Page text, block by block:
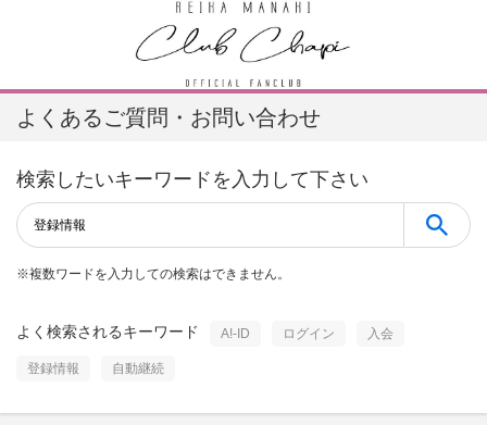
よくあるご質問・お問い合わせ
検索したいキーワードを入力して下さい
※複数ワードを入力しての検索はできません。
よく検索されるキーワード A!-ID ログイン 入会
登録情報 自動継続